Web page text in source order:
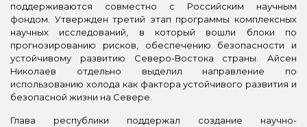
поддерживаются совместно с Российским научным
фондом. Утвержден третий этап программы комплексных
научных исследований, в который вошли блоки по
прогнозированию рисков, обеспечению безопасности и
устойчивому развитию Северо-Востока страны. Айсен
Николаев отдельно выделил направление по
использованию холода как фактора устойчивого развития и
безопасной жизни на Севере.
Глава республики поддержал создание научно-